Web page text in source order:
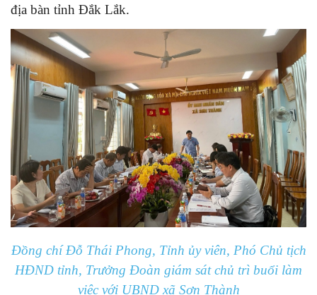
địa bàn tỉnh Đắk Lắk.
Đồng chí Đỗ Thái Phong, Tỉnh ủy viên, Phó Chủ tịch
HĐND tỉnh, Trưởng Đoàn giám sát chủ trì buổi làm
việc với UBND xã Sơn Thành